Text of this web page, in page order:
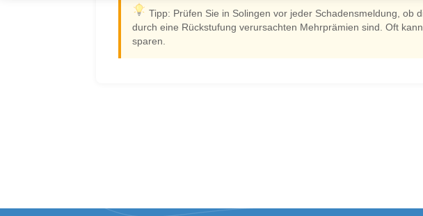
Tipp: Prüfen Sie in Solingen vor jeder Schadensmeldung, ob
durch eine Rückstufung verursachten Mehrprämien sind. Oft
sparen.